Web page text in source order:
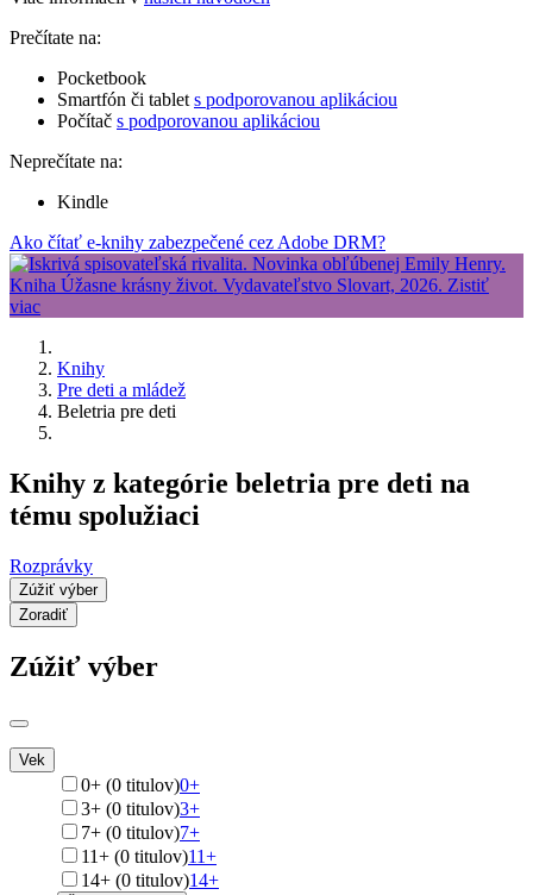
Prečítate na:
Pocketbook
Smartfón či tablet s podporovanou aplikáciou
Počítač s podporovanou aplikáciou
Neprečítate na:
Kindle
Ako čítať e-knihy zabezpečené cez Adobe DRM?
Knihy
Pre deti a mládež
Beletria pre deti
Knihy z kategórie beletria pre deti na
tému spolužiaci
Rozprávky
Zúžiť výber
Zoradiť
Zúžiť výber
Vek
0+ (0 titulov)0+
3+ (0 titulov)3+
7+ (0 titulov)7+
11+ (0 titulov)11+
14+ (0 titulov)14+